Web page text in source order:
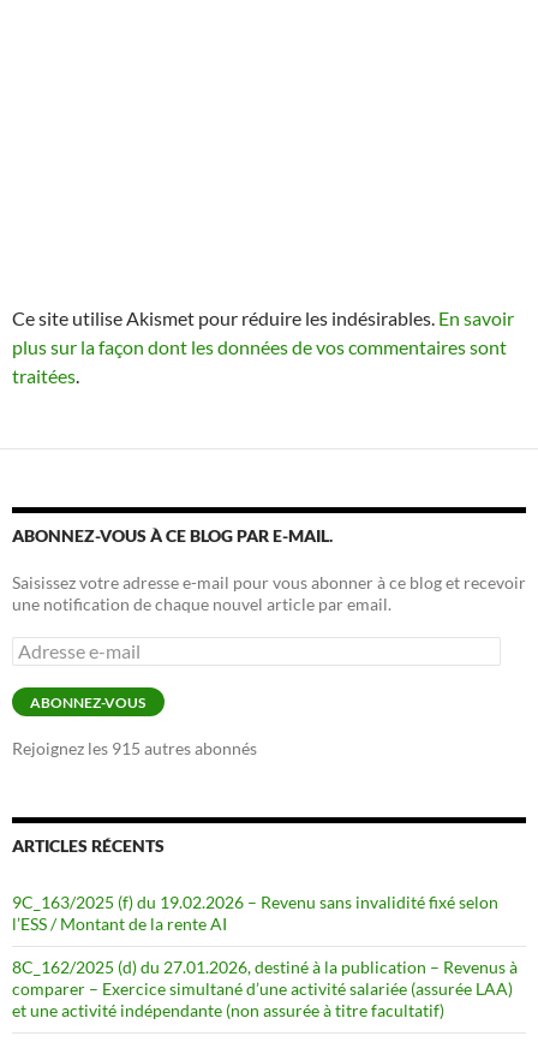
Ce site utilise Akismet pour réduire les indésirables. En savoir
plus sur la façon dont les données de vos commentaires sont
traitées.
ABONNEZ-VOUS À CE BLOG PAR E-MAIL.
Saisissez votre adresse e-mail pour vous abonner à ce blog et recevoir
une notification de chaque nouvel article par email.
Adresse
e-
mail
ABONNEZ-VOUS
Rejoignez les 915 autres abonnés
ARTICLES RÉCENTS
9C_163/2025 (f) du 19.02.2026 – Revenu sans invalidité fixé selon
l’ESS / Montant de la rente AI
8C_162/2025 (d) du 27.01.2026, destiné à la publication – Revenus à
comparer – Exercice simultané d’une activité salariée (assurée LAA)
et une activité indépendante (non assurée à titre facultatif)